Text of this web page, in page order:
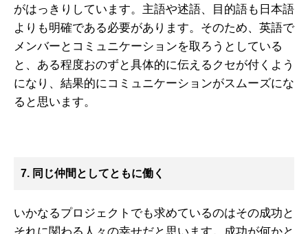
がはっきりしています。主語や述語、目的語も日本語
よりも明確である必要があります。そのため、英語で
メンバーとコミュニケーションを取ろうとしている
と、ある程度おのずと具体的に伝えるクセが付くよう
になり、結果的にコミュニケーションがスムーズにな
ると思います。
7. 同じ仲間としてともに働く
いかなるプロジェクトでも求めているのはその成功と